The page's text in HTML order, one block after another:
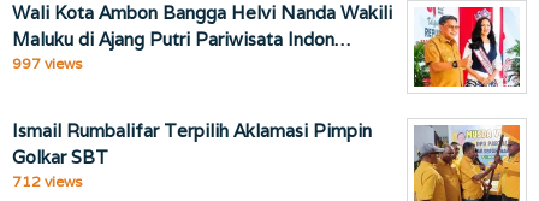
Wali Kota Ambon Bangga Helvi Nanda Wakili
Maluku di Ajang Putri Pariwisata Indon…
997 views
Ismail Rumbalifar Terpilih Aklamasi Pimpin
Golkar SBT
712 views